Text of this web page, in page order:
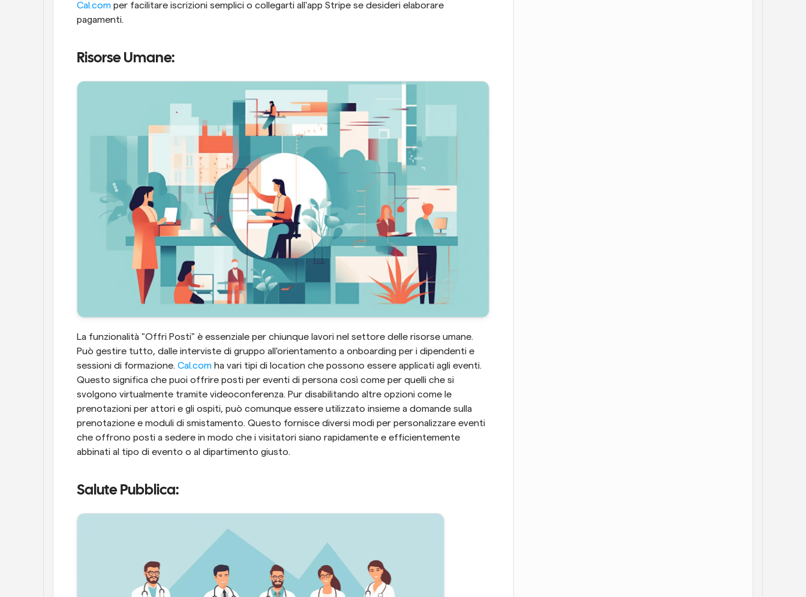
Cal.com per facilitare iscrizioni semplici o collegarti all'app Stripe se desideri elaborare
pagamenti.
Risorse Umane:
La funzionalità "Offri Posti" è essenziale per chiunque lavori nel settore delle risorse umane.
Può gestire tutto, dalle interviste di gruppo all'orientamento a onboarding per i dipendenti e
sessioni di formazione. Cal.com ha vari tipi di location che possono essere applicati agli eventi.
Questo significa che puoi offrire posti per eventi di persona così come per quelli che si
svolgono virtualmente tramite videoconferenza. Pur disabilitando altre opzioni come le
prenotazioni per attori e gli ospiti, può comunque essere utilizzato insieme a domande sulla
prenotazione e moduli di smistamento. Questo fornisce diversi modi per personalizzare eventi
che offrono posti a sedere in modo che i visitatori siano rapidamente e efficientemente
abbinati al tipo di evento o al dipartimento giusto.
Salute Pubblica: